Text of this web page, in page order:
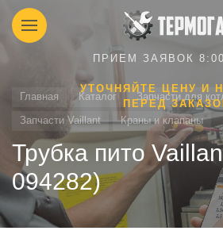
ПРИЕМ ЗАЯВОК
УТОЧНЯЙТЕ ЦЕНУ И
ПЕРЕД
Главная Каталог
Запчасти для
Запчасти Vaillant
Краны и клапаны
Трубка пито
094282)